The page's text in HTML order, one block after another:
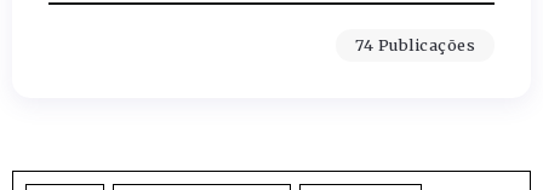
74 Publicações